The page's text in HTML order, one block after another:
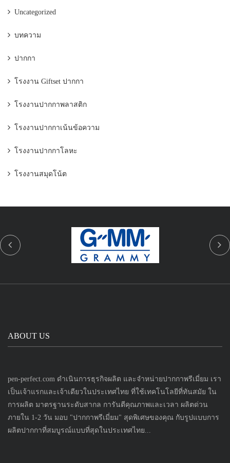
Uncategorized
บทความ
ปากกา
โรงงาน Giftset ปากกา
โรงงานปากกาพลาสติก
โรงงานปากกาเน้นข้อความ
โรงงานปากกาโลหะ
โรงงานสมุดโน้ต
ABOUT US
pen-perfect.com ดำเนินการธุรกิจผลิต และจำหน่ายปากกาพรีเมี่ยม เรา
เป็นเจ้าแรกและเจ้าเดียวในประเทศไทย ที่ใช้เทคโนโลยีที่ทันสมัย ใน
การผลิต มาตรฐานระดับสากล การันตีคุณภาพและเวลา ผลิตด่วน
ภายใน 1-2 วัน มอบ "ปากกาพรีเมี่ยม" สุดพิเศษของคุณ กับรูปแบบการ
ผลิตปากกาที่สมบูรณ์แบบที่สุดในประเทศไทย...